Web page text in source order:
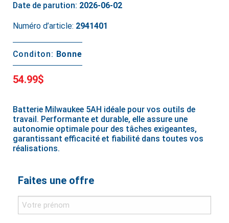
Date de parution: 2026-06-02
Numéro d’article: 2941401
Conditon: Bonne
54.99$
Batterie Milwaukee 5AH idéale pour vos outils de
travail. Performante et durable, elle assure une
autonomie optimale pour des tâches exigeantes,
garantissant efficacité et fiabilité dans toutes vos
réalisations.
Faites une offre